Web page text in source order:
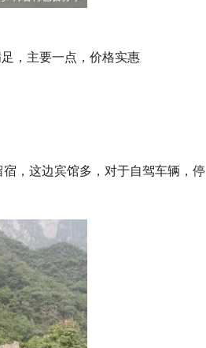
，主要一点，价格实惠
，这边宾馆多，对于自驾车辆，停